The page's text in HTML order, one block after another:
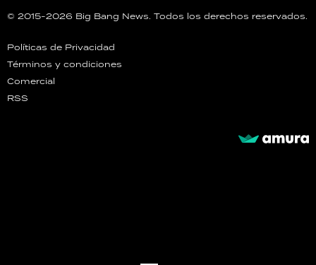
© 2015-2026 Big Bang News. Todos los derechos reservados.
Políticas de Privacidad
Términos y condiciones
Comercial
RSS